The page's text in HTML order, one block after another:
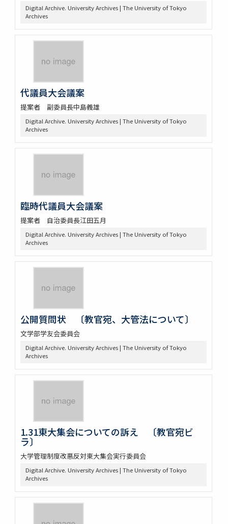
Digital Archive. University Archives | The University of Tokyo
Archives
代議員大会議案
提案者 副委員長中島義雄
Digital Archive. University Archives | The University of Tokyo
Archives
臨時代議員大会議案
提案者 自治委員長江田五月
Digital Archive. University Archives | The University of Tokyo
Archives
公開質問状 〔教官宛、大管法について〕
文学部学友会委員会
Digital Archive. University Archives | The University of Tokyo
Archives
1.31東大集会についての訴え 〔教官宛ビ
ラ〕
大学管理制度改悪反対東大集会実行委員会
Digital Archive. University Archives | The University of Tokyo
Archives